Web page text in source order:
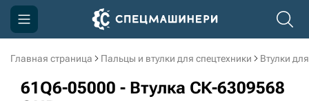
Главная страница Пальцы и втулки для спецтехники Втулки
61Q6-05000 - Втулка СК-6309568
Компания
Акции